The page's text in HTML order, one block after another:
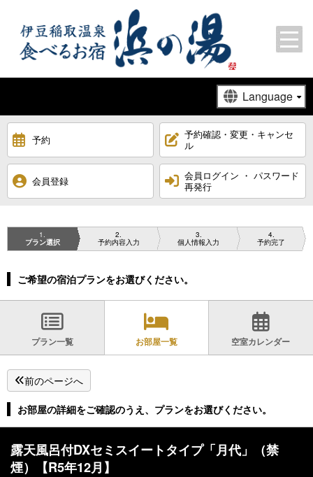
予約
予約確認・変更・キャンセ
ル
会員登録
会員ログイン ・ パスワード
再発行
1
プラン選択
2
予約内容入力
3
個人情報入力
4
予約完了
ご希望の宿泊プランをお選びください。
プラン一覧 お部屋一覧 空室カレンダー
前のページへ
お部屋の詳細をご確認のうえ、プランをお選びください。
露天風呂付DXセミスイートタイプ「月代」（禁
煙）【R5年12月】